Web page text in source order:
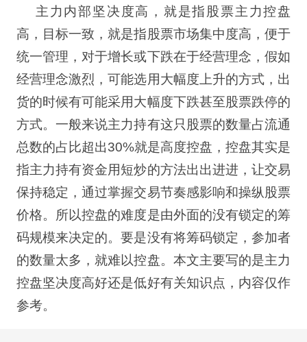
主力内部 坚决度高 ，就是指股票主力控盘
高，目标一致，就是指股票市场集中度高，便于
统一管理，对于增长或下跌在于经营理念，假如
经营理念激烈，可能选用大幅度上升的方式，出
货的时候有可能采用大幅度下跌甚至股票跌停的
方式。一般来说主力持有这只股票的数量占流通
总数的占比超出30%就是高度控盘，控盘其实是
指主力持有资金用短炒的方法出出进进，让交易
保持稳定，通过掌握交易节奏感影响和操纵股票
价格。所以控盘的难度是由外面的没有锁定的筹
码规模来决定的。要是没有将筹码锁定，参加者
的数量太多，就难以控盘。 本文主要写的是主力
控盘坚决度高好还是低好有关知识点，内容仅作
参考。